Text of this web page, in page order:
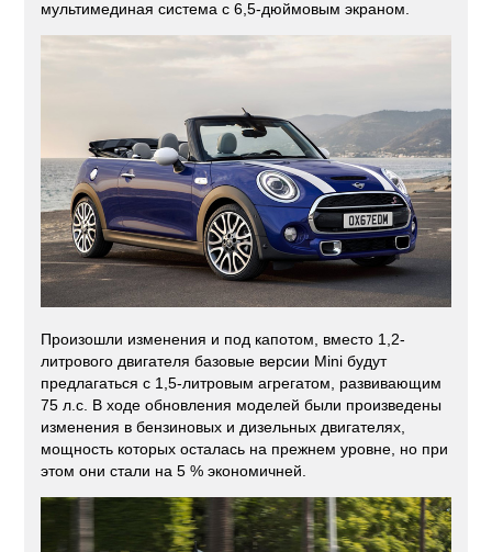
мультимединая система с 6,5-дюймовым экраном.
Произошли изменения и под капотом, вместо 1,2-
литрового двигателя базовые версии Mini будут
предлагаться с 1,5-литровым агрегатом, развивающим
75 л.с. В ходе обновления моделей были произведены
изменения в бензиновых и дизельных двигателях,
мощность которых осталась на прежнем уровне, но при
этом они стали на 5 % экономичней.